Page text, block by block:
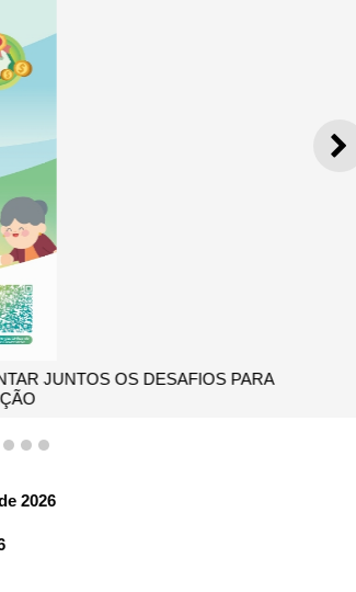
da estabilidade da conjuntura social
8 9 10
2026